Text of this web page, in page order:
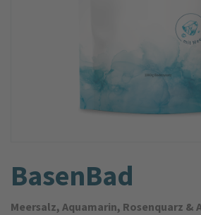
BasenBad
Meersalz, Aquamarin, Rosenquarz &